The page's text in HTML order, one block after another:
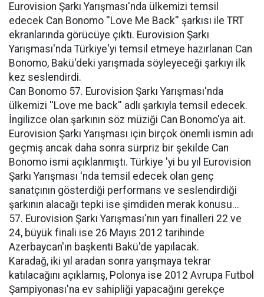
Eurovision Şarkı Yarışması'nda ülkemizi temsil
edecek Can Bonomo ''Love Me Back'' şarkısı ile TRT
ekranlarında görücüye çıktı. Eurovision Şarkı
Yarışması'nda Türkiye'yi temsil etmeye hazırlanan Can
Bonomo, Bakü'deki yarışmada söyleyeceği şarkıyı ilk
kez seslendirdi.
Can Bonomo 57. Eurovision Şarkı Yarışması'nda
ülkemizi ''Love me back'' adlı şarkıyla temsil edecek.
İngilizce olan şarkının söz müziği Can Bonomo'ya ait.
Eurovision Şarkı Yarışması için birçok önemli ismin adı
geçmiş ancak daha sonra sürpriz bir şekilde Can
Bonomo ismi açıklanmıştı. Türkiye 'yi bu yıl Eurovision
Şarkı Yarışması 'nda temsil edecek olan genç
sanatçının gösterdiği performans ve seslendirdiği
şarkının alacağı tepki ise şimdiden merak konusu...
57. Eurovision Şarkı Yarışması'nın yarı finalleri 22 ve
24, büyük finali ise 26 Mayıs 2012 tarihinde
Azerbaycan'ın başkenti Bakü'de yapılacak.
Karadağ, iki yıl aradan sonra yarışmaya tekrar
katılacağını açıklamış, Polonya ise 2012 Avrupa Futbol
Şampiyonası'na ev sahipliği yapacağını gerekçe